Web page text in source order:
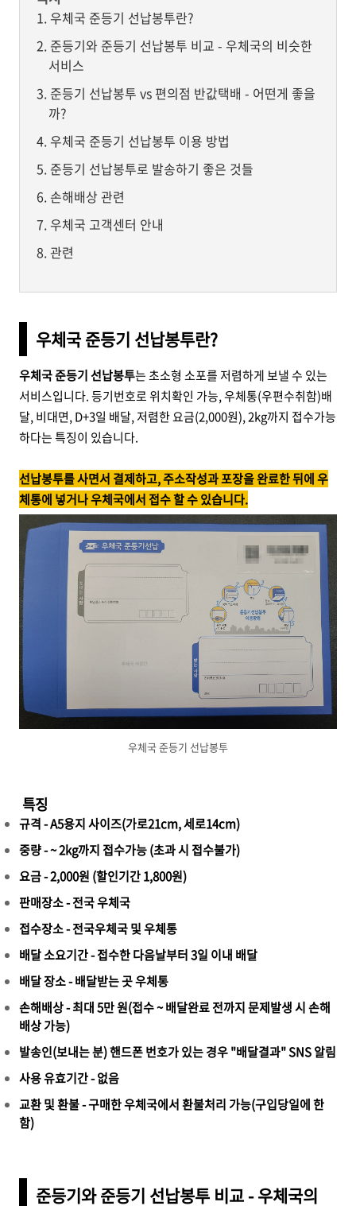
우체국 준등기 선납봉투란?
준등기와 준등기 선납봉투 비교 - 우체국의 비슷한
서비스
준등기 선납봉투 vs 편의점 반값택배 - 어떤게 좋을
까?
우체국 준등기 선납봉투 이용 방법
준등기 선납봉투로 발송하기 좋은 것들
손해배상 관련
우체국 고객센터 안내
관련
우체국 준등기 선납봉투란?
우체국 준등기 선납봉투는 초소형 소포를 저렴하게 보낼 수 있는
서비스입니다. 등기번호로 위치확인 가능, 우체통(우편수취함)배
달, 비대면, D+3일 배달, 저렴한 요금(2,000원), 2kg까지 접수가능
하다는 특징이 있습니다.
선납봉투를 사면서 결제하고, 주소작성과 포장을 완료한 뒤에 우
체통에 넣거나 우체국에서 접수 할 수 있습니다.
우체국 준등기 선납봉투
특징
규격 - A5용지 사이즈(가로21cm, 세로14cm)
중량 - ~ 2kg까지 접수가능 (초과 시 접수불가)
요금 - 2,000원 (할인기간 1,800원)
판매장소 - 전국 우체국
접수장소 - 전국우체국 및 우체통
배달 소요기간 - 접수한 다음날부터 3일 이내 배달
배달 장소 - 배달받는 곳 우체통
손해배상 - 최대 5만 원(접수 ~ 배달완료 전까지 문제발생 시 손해
배상 가능)
발송인(보내는 분) 핸드폰 번호가 있는 경우 "배달결과" SNS 알림
사용 유효기간 - 없음
교환 및 환불 - 구매한 우체국에서 환불처리 가능(구입당일에 한
함)
준등기와 준등기 선납봉투 비교 - 우체국의